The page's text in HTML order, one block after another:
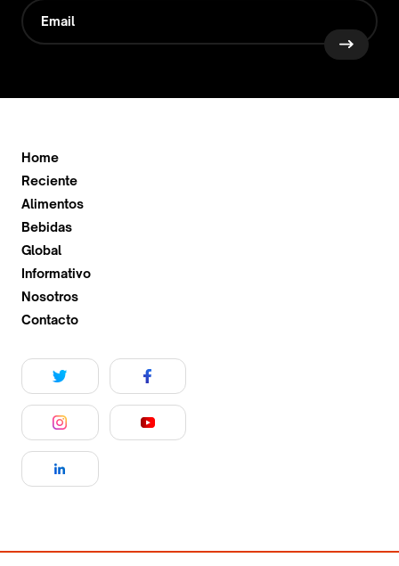
Home
Reciente
Alimentos
Bebidas
Global
Informativo
Nosotros
Contacto